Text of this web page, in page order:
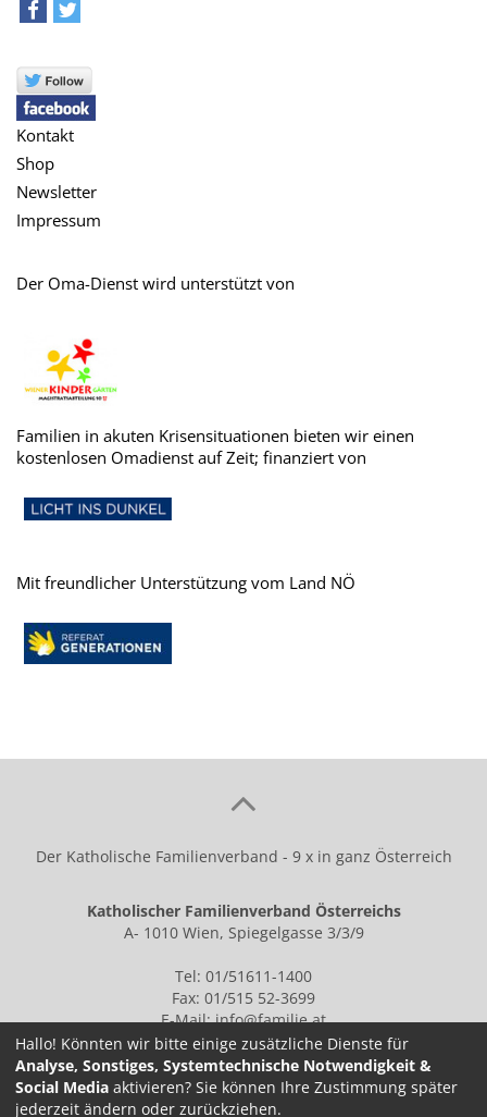
Kontakt
Shop
Newsletter
Impressum
Der Oma-Dienst wird unterstützt von
Familien in akuten Krisensituationen bieten wir einen
kostenlosen Omadienst auf Zeit; finanziert von
Mit freundlicher Unterstützung vom Land NÖ
Der Katholische Familienverband - 9 x in ganz Österreich
Katholischer Familienverband Österreichs
A- 1010 Wien, Spiegelgasse 3/3/9
Tel: 01/51611-1400
Fax: 01/515 52-3699
E-Mail:info@familie.at
IMPRESSUM
Hallo! Könnten wir bitte einige zusätzliche Dienste für
Analyse, Sonstiges, Systemtechnische Notwendigkeit &
Social Media aktivieren? Sie können Ihre Zustimmung später
jederzeit ändern oder zurückziehen.